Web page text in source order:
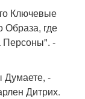
Ключевые
Образа, где
Персоны". -
Думаете, -
Дитрих.